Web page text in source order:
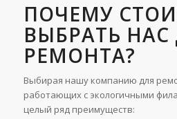
ПОЧЕМУ
ВЫБРАТЬ НАС
РЕМОНТА?
Выбирая нашу компанию для
работающих с экологичными
целый ряд преимуществ: